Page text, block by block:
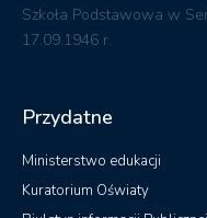
Kontakt
Telefon: +48 (76) 833 13 13